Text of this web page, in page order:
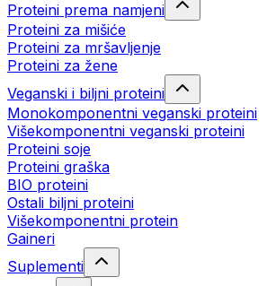
Proteini prema namjeni
Proteini za mišiće
Proteini za mršavljenje
Proteini za žene
Veganski i biljni proteini
Monokomponentni veganski proteini
Višekomponentni veganski proteini
Proteini soje
Proteini graška
BIO proteini
Ostali biljni proteini
Višekomponentni protein
Gaineri
Suplementi